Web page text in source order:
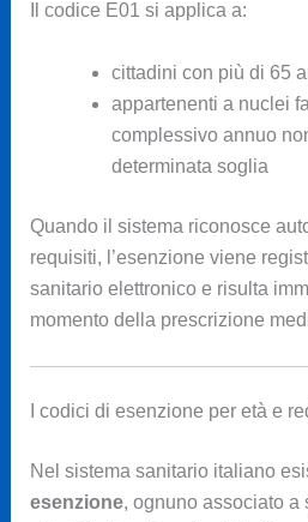
Il codice E01 si applica a:
cittadini con più di 65
appartenenti a nuclei
complessivo annuo
determinata soglia
Quando il sistema riconosce
requisiti, l’esenzione viene
sanitario elettronico e risulta
momento della prescrizione
I codici di esenzione per età e
Nel sistema sanitario italiano
esenzione, ognuno associato a